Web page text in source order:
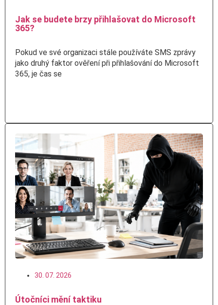
Jak se budete brzy přihlašovat do Microsoft
365?
Pokud ve své organizaci stále používáte SMS zprávy
jako druhý faktor ověření při přihlašování do Microsoft
365, je čas se
30. 07. 2026
Útočníci mění taktiku